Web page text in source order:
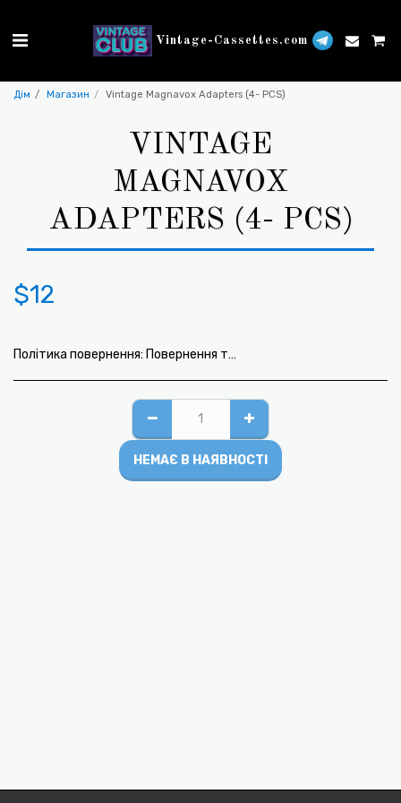
Vintage-Cassettes.com
Дім Магазин Vintage Magnavox Adapters (4- PCS)
VINTAGE
MAGNAVOX
ADAPTERS (4- PCS)
$12
Політика повернення: Повернення товару не передбачено.
НЕМАЄ В НАЯВНОСТІ